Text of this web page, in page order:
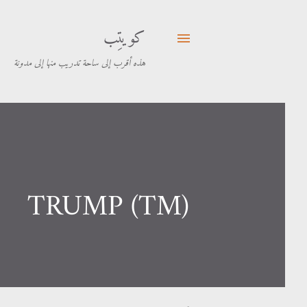
كويتِب
هذه أقرب إلى ساحة تدريب منها إلى مدونة
TRUMP (TM)